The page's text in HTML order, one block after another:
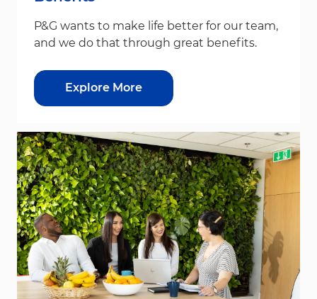
P&G wants to make life better for our team,
and we do that through great benefits.
Explore More